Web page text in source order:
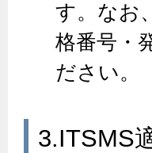
す。なお
格番号・
ださい。
3.ITSMS